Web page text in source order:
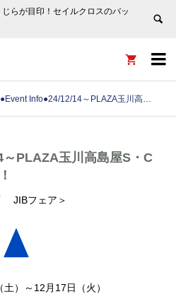
らが目印！セイルクロスのバッ


●Event Info●24/12/14～PLAZA玉川高島屋S・C店にてJIBフェア開催！
PLAZA玉川高島屋S・C
JIBフェア＞
）～12月17日（火）